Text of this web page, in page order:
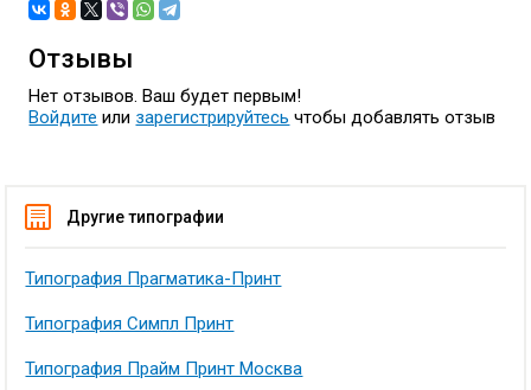
Отзывы
Нет отзывов. Ваш будет первым!
Войдите или зарегистрируйтесь чтобы добавлять отзыв
Другие типографии
Типография Прагматика-Принт
Типография Симпл Принт
Типография Прайм Принт Москва